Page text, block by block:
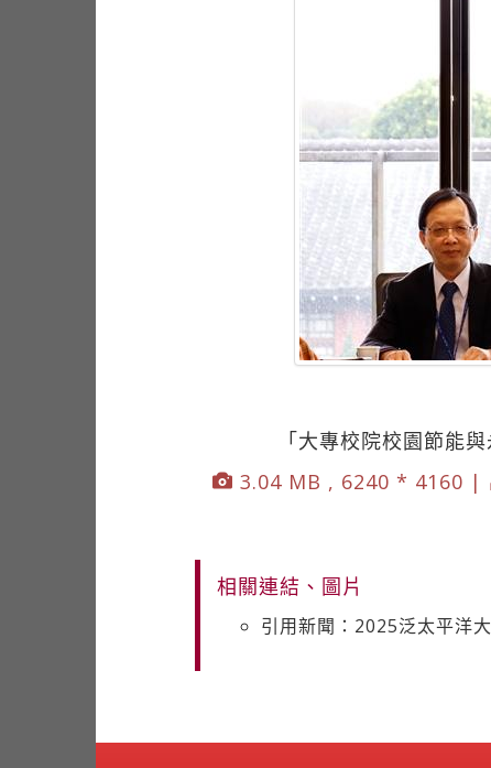
「大專校院校園節能
3.04 MB , 6240 * 4160 |
相關連結、圖片
引用新聞：2025泛太平洋